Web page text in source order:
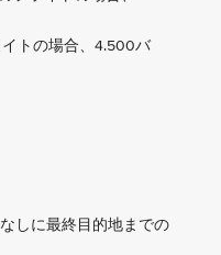
トの場合、4.500バ
しに最終目的地までの